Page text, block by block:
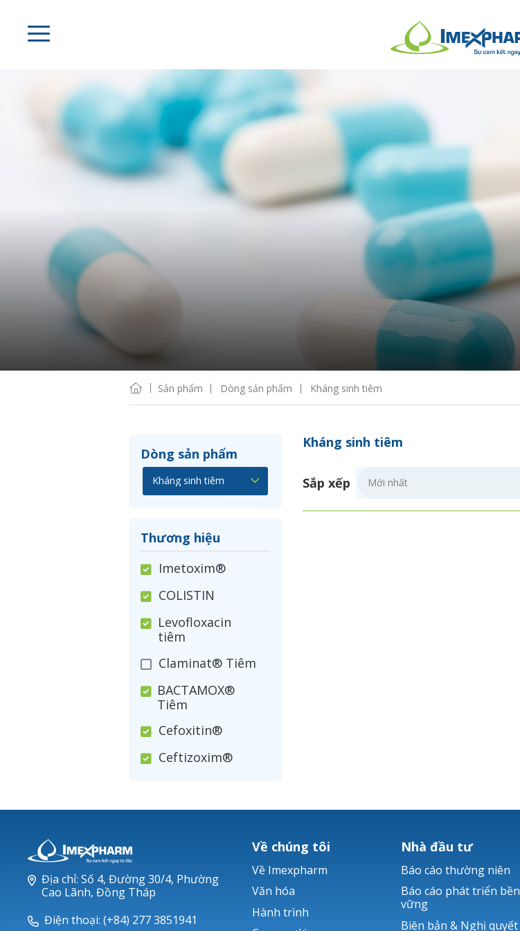
Sản phẩm Dòng sản phẩm Kháng sinh tiêm
Dòng sản phẩm
Thương hiệu
Imetoxim®
COLISTIN
Levofloxacin
tiêm
Claminat® Tiêm
BACTAMOX®
Tiêm
Cefoxitin®
Ceftizoxim®
Nerusyn®
Ticarlinat®
Zobacta®
Kháng sinh tiêm
Sắp xếp
Địa chỉ: Số 4, Đường 30/4, Phường
Cao Lãnh, Đồng Tháp
Điện thoại: (+84) 277 3851941
Về chúng tôi
Về Imexpharm
Văn hóa
Hành trình
Nhà đầu tư
Báo cáo thường niên
Báo cáo phát triển bền
vững
Biên bản & Nghị quyết